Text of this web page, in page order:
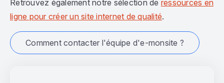
Retrouvez également notre sélection de ressources en
ligne pour créer un site internet de qualité.
Comment contacter l'équipe d'e-monsite ?